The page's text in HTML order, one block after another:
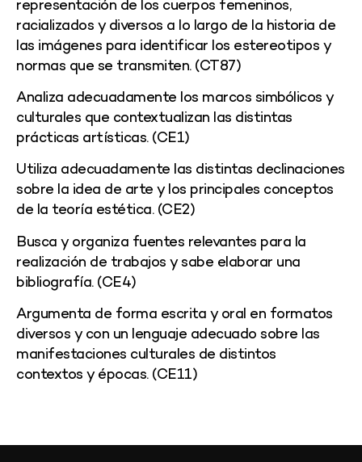
representación de los cuerpos femeninos,
racializados y diversos a lo largo de la historia de
las imágenes para identificar los estereotipos y
normas que se transmiten. (CT87)
Analiza adecuadamente los marcos simbólicos y
culturales que contextualizan las distintas
prácticas artísticas. (CE1)
Utiliza adecuadamente las distintas declinaciones
sobre la idea de arte y los principales conceptos
de la teoría estética. (CE2)
Busca y organiza fuentes relevantes para la
realización de trabajos y sabe elaborar una
bibliografía. (CE4)
Argumenta de forma escrita y oral en formatos
diversos y con un lenguaje adecuado sobre las
manifestaciones culturales de distintos
contextos y épocas. (CE11)